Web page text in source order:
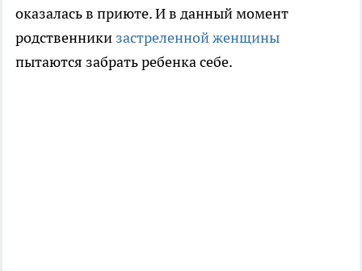
оказалась в приюте. И в данный момент
родственники застреленной женщины
пытаются забрать ребенка себе.